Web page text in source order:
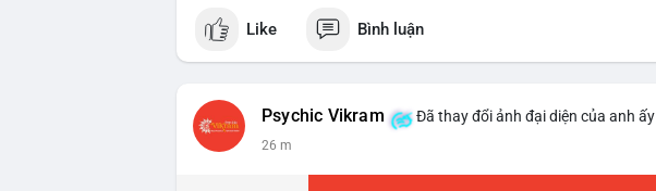
Like Bình luận
Psychic Vikram Đã thay đổi ảnh đại diện của anh ấy
26 m